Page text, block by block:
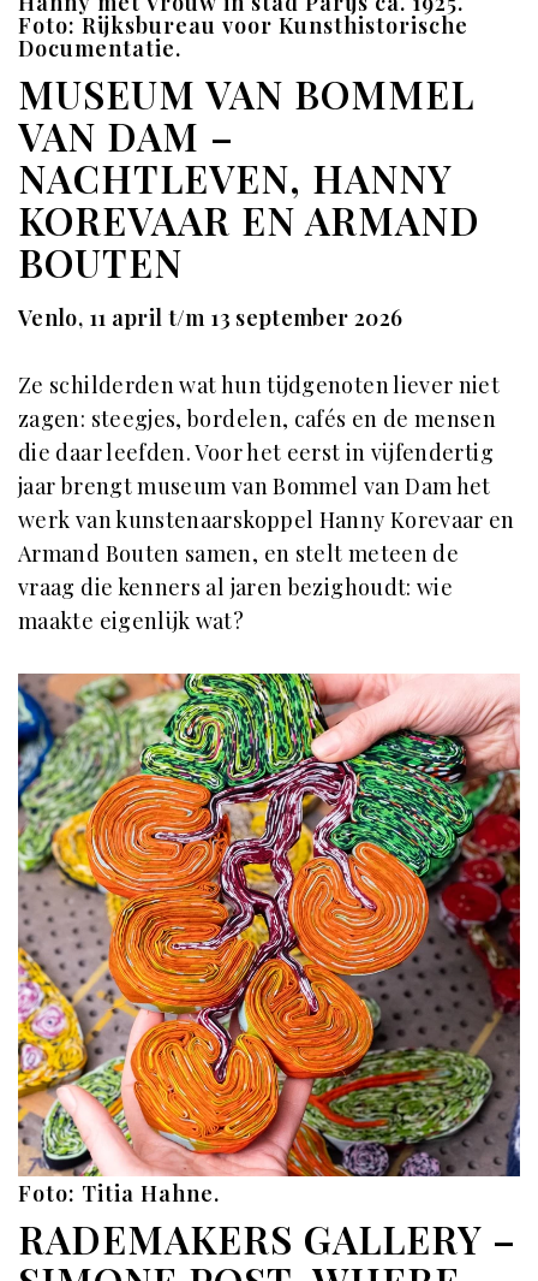
Foto: Rijksbureau voor Kunsthistorische
Documentatie.
MUSEUM VAN BOMMEL
VAN DAM –
NACHTLEVEN, HANNY
KOREVAAR EN ARMAND
BOUTEN
Venlo, 11 april t/m 13 september 2026
Ze schilderden wat hun tijdgenoten liever niet
zagen: steegjes, bordelen, cafés en de mensen
die daar leefden. Voor het eerst in vijfendertig
jaar brengt museum van Bommel van Dam het
werk van kunstenaarskoppel Hanny Korevaar en
Armand Bouten samen, en stelt meteen de
vraag die kenners al jaren bezighoudt: wie
maakte eigenlijk wat?
Foto: Titia Hahne.
RADEMAKERS GALLERY –